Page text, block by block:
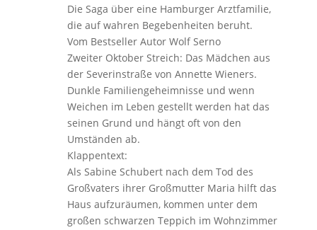
Die Saga über eine Hamburger Arztfamilie,
die auf wahren Begebenheiten beruht.
Vom Bestseller Autor Wolf Serno
Zweiter Oktober Streich: Das Mädchen aus
der Severinstraße von Annette Wieners.
Dunkle Familiengeheimnisse und wenn
Weichen im Leben gestellt werden hat das
seinen Grund und hängt oft von den
Umständen ab.
Klappentext:
Als Sabine Schubert nach dem Tod des
Großvaters ihrer Großmutter Maria hilft das
Haus aufzuräumen, kommen unter dem
großen schwarzen Teppich im Wohnzimmer